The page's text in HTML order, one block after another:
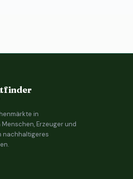
in
Erzeuger und
nachhaltigeres